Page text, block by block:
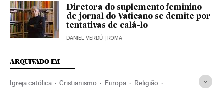
Diretora do suplemento feminino
de jornal do Vaticano se demite por
tentativas de calá-lo
DANIEL VERDÚ | ROMA
ARQUIVADO EM
Igreja católica Cristianismo Europa Religião